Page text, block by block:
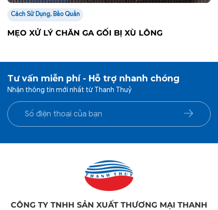
Cách Sử Dụng, Bảo Quản
MẸO XỬ LÝ CHĂN GA GỐI BỊ XÙ LÔNG
Tư vấn miễn phí - Hỗ trợ nhanh chóng
Nhận thông tin mới nhất từ Thanh Thuỷ
CÔNG TY TNHH SẢN XUẤT THƯƠNG MẠI THANH